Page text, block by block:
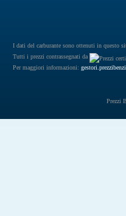
I dati del carburante sono ottenuti in questo
Tutti i prezzi contrassegnati da
Per maggiori informazioni:
Prezzi